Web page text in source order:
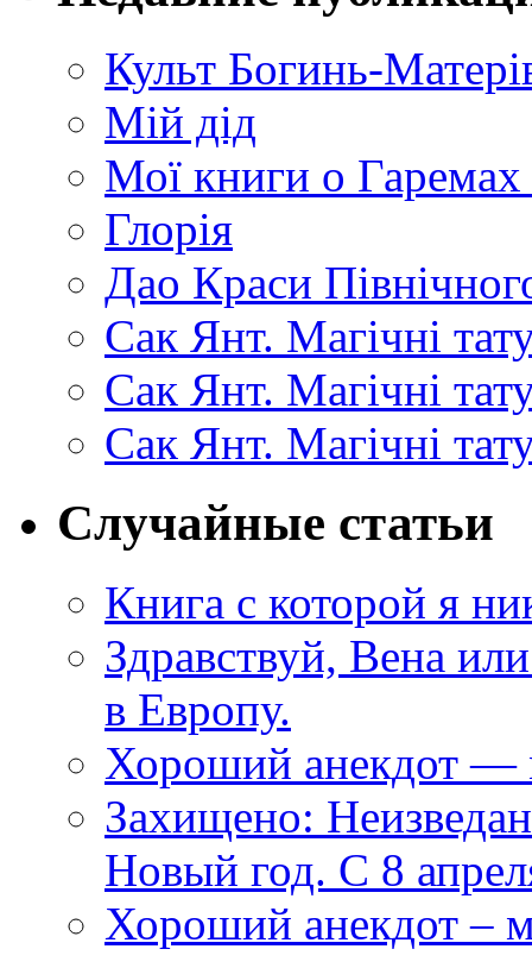
Культ Богинь-
Мій дід
Мої книги о
Глорія
Дао Краси
Сак Янт. Магічні
Сак Янт. Магічні
Сак Янт. Магічні
Случайные статьи
Книга с которой я
Здравствуй, Вена
в Европу.
Хороший анекдот —
Захищено:
Новый год. С 8
Хороший анекдот –